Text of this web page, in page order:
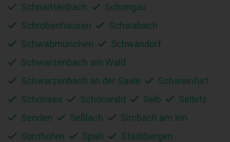
Schnaittenbach
Schongau
Schrobenhausen
Schwabach
Schwabmünchen
Schwandorf
Schwarzenbach am Wald
Schwarzenbach an der Saale
Schweinfurt
Schönsee
Schönwald Selb
Selbitz
Senden
Seßlach
Simbach am Inn
Sonthofen
Spalt
Stadtbergen